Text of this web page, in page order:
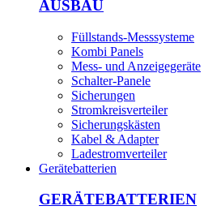
AUSBAU
Füllstands-Messsysteme
Kombi Panels
Mess- und Anzeigegeräte
Schalter-Panele
Sicherungen
Stromkreisverteiler
Sicherungskästen
Kabel & Adapter
Ladestromverteiler
Gerätebatterien
GERÄTEBATTERIEN